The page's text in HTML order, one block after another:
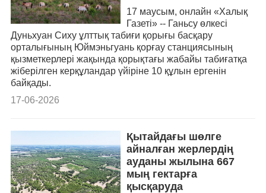
17 маусым, онлайн «Халық
Газеті» -- Ганьсу өлкесі
Дуньхуан Сиху ұлттық табиғи қорығы басқару
орталығының Юймэньгуань қорғау станциясының
қызметкерлері жақында қорықтағы жабайы табиғатқа
жіберілген керқұландар үйіріне 10 құлын ергенін
байқады.
17-06-2026
Қытайдағы шөлге
айналған жерлердің
ауданы жылына 667
мың гектарға
қысқаруда